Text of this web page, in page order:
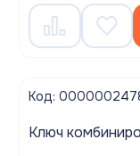
Код:
Ключ